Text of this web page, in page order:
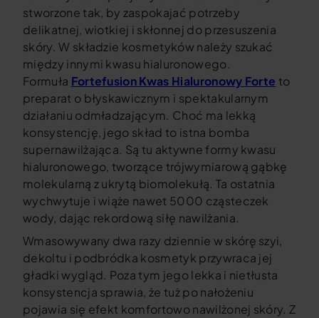
stworzone tak, by zaspokajać potrzeby
delikatnej, wiotkiej i skłonnej do przesuszenia
skóry. W składzie kosmetyków należy szukać
między innymi kwasu hialuronowego.
Formuła Fortefusion Kwas Hialuronowy Forte to
preparat o błyskawicznym i spektakularnym
działaniu odmładzającym. Choć ma lekką
konsystencję, jego skład to istna bomba
supernawilżająca. Są tu aktywne formy kwasu
hialuronowego, tworzące trójwymiarową gąbkę
molekularną z ukrytą biomolekułą. Ta ostatnia
wychwytuje i wiąże nawet 5000 cząsteczek
wody, dając rekordową siłę nawilżania.
Wmasowywany dwa razy dziennie w skórę szyi,
dekoltu i podbródka kosmetyk przywraca jej
gładki wygląd. Poza tym jego lekka i nietłusta
konsystencja sprawia, że tuż po nałożeniu
pojawia się efekt komfortowo nawilżonej skóry. Z